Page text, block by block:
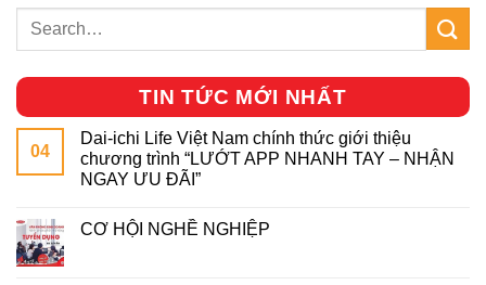
TIN TỨC MỚI NHẤT
04
Dai-ichi Life Việt Nam chính thức giới thiệu
chương trình “LƯỚT APP NHANH TAY – NHẬN
NGAY ƯU ĐÃI”
CƠ HỘI NGHỀ NGHIỆP